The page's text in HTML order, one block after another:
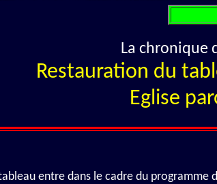
La chronique
Restauration du
Eglise
entre dans le cadre du programme